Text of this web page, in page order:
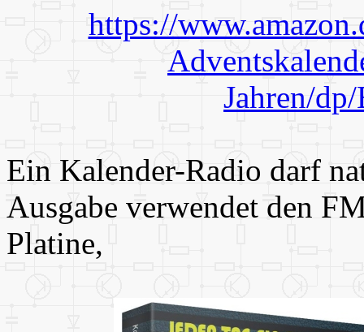
https://
Jahren/
Ein Kalender-Radio darf
Ausgabe verwendet den
Platine,